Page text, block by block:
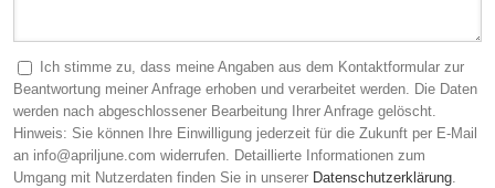
Ich stimme zu, dass meine Angaben aus dem Kontaktformular zur
Beantwortung meiner Anfrage erhoben und verarbeitet werden. Die Daten
werden nach abgeschlossener Bearbeitung Ihrer Anfrage gelöscht.
Hinweis: Sie können Ihre Einwilligung jederzeit für die Zukunft per E-Mail
an info@apriljune.com widerrufen. Detaillierte Informationen zum
Umgang mit Nutzerdaten finden Sie in unserer Datenschutzerklärung.